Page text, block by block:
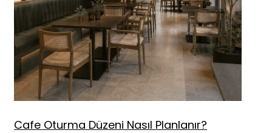
Cafe Oturma Düzeni Nasıl Planlanır?